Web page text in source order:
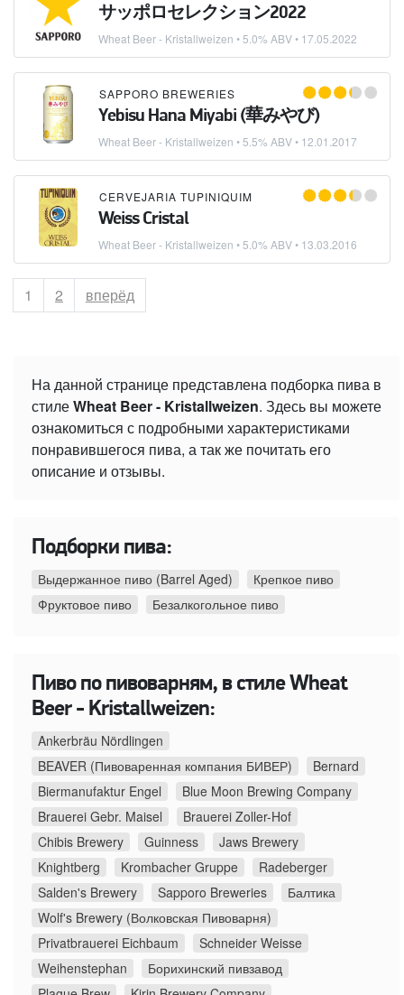
サッポロセレクション2022
Wheat Beer - Kristallweizen • 5.0% ABV • 17.05.2022
SAPPORO BREWERIES
Yebisu Hana Miyabi (華みやび)
Wheat Beer - Kristallweizen • 5.5% ABV • 12.01.2017
CERVEJARIA TUPINIQUIM
Weiss Cristal
Wheat Beer - Kristallweizen • 5.0% ABV • 13.03.2016
Страница
1 Страница
2 вперёд
На данной странице представлена подборка пива в
стилеWheat Beer - Kristallweizen. Здесь вы можете
ознакомиться с подробными характеристиками
понравившегося пива, а так же почитать его
описание и отзывы.
Подборки пива:
Выдержанное пиво (Barrel Aged)
Крепкое пиво
Фруктовое пиво
Безалкогольное пиво
Пиво по пивоварням, в стиле Wheat
Beer - Kristallweizen:
Ankerbräu Nördlingen
BEAVER (Пивоваренная компания БИВЕР)
Bernard
Biermanufaktur Engel
Blue Moon Brewing Company
Brauerei Gebr. Maisel
Brauerei Zoller-Hof
Chibis Brewery
Guinness
Jaws Brewery
Knightberg
Krombacher Gruppe
Radeberger
Salden's Brewery
Sapporo Breweries
Балтика
Wolf's Brewery (Волковская Пивоварня)
Privatbrauerei Eichbaum
Schneider Weisse
Weihenstephan
Борихинский пивзавод